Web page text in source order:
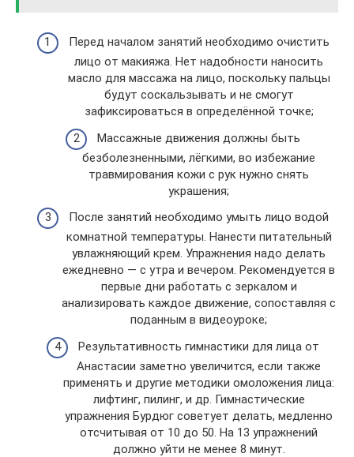
Перед началом занятий необходимо очистить
лицо от макияжа. Нет надобности наносить
масло для массажа на лицо, поскольку пальцы
будут соскальзывать и не смогут
зафиксироваться в определённой точке;
Массажные движения должны быть
безболезненными, лёгкими, во избежание
травмирования кожи с рук нужно снять
украшения;
После занятий необходимо умыть лицо водой
комнатной температуры. Нанести питательный
увлажняющий крем. Упражнения надо делать
ежедневно — с утра и вечером. Рекомендуется в
первые дни работать с зеркалом и
анализировать каждое движение, сопоставляя с
поданным в видеоуроке;
Результативность гимнастики для лица от
Анастасии заметно увеличится, если также
применять и другие методики омоложения лица:
лифтинг, пилинг, и др. Гимнастические
упражнения Бурдюг советует делать, медленно
отсчитывая от 10 до 50. На 13 упражнений
должно уйти не менее 8 минут.